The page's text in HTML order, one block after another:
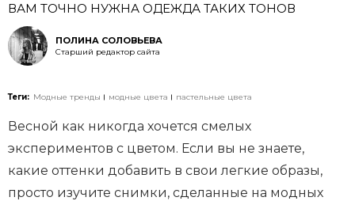
ВАМ ТОЧНО НУЖНА ОДЕЖДА ТАКИХ ТОНОВ
ПОЛИНА СОЛОВЬЕВА
Старший редактор сайта
Теги: Модные тренды модные цвета пастельные цвета
Весной как никогда хочется смелых
экспериментов с цветом. Если вы не знаете,
какие оттенки добавить в свои легкие образы,
просто изучите снимки, сделанные на модных